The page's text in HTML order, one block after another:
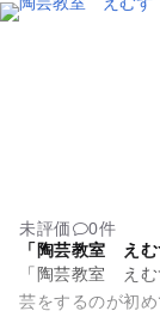
未評価
0件
「陶芸教室 え
「陶芸教室 えむず ぱぱ」 「陶芸
芸をするのが初